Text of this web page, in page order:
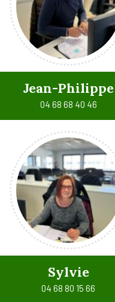
Jean-Philippe
04 68 68 40 46
Sylvie
04 68 80 15 66